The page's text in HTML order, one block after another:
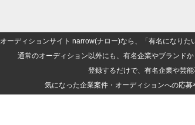
オーディションサイト narrow(ナロー)なら、「有名になりた
通常のオーディション以外にも、有名企業やブランド
登録するだけで、有名企業や芸
気になった企業案件・オーディションへの応